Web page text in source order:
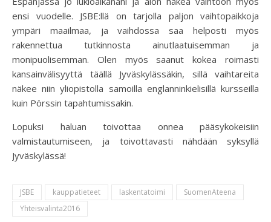
ensi vuodelle. JSBE:llä on tarjolla paljon vaihtopaikkoja
ympäri maailmaa, ja vaihdossa saa helposti myös
rakennettua tutkinnosta ainutlaatuisemman ja
monipuolisemman. Olen myös saanut kokea roimasti
kansainvälisyyttä täällä Jyväskylässäkin, sillä vaihtareita
näkee niin yliopistolla samoilla englanninkielisillä kursseilla
kuin Pörssin tapahtumissakin.
Lopuksi haluan toivottaa onnea pääsykokeisiin
valmistautumiseen, ja toivottavasti nähdään syksyllä
Jyväskylässä!
JSBE kauppatieteet laskentatoimi
SuomenAteena
Yhteisvalinta2016